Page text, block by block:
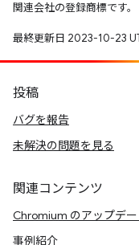
関連会社の登録商標です。
最終更新日 2023-10-23
投稿
バグを報告
未解決の問題を見る
関連コンテンツ
Chromium のアップデー
事例紹介